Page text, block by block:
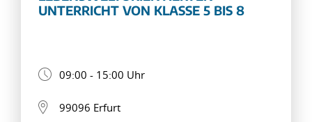
UNTERRICHT VON KLASSE 5 BIS 8
09:00 - 15:00 Uhr
99096 Erfurt